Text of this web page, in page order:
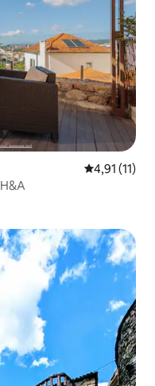
5 üzerinden
4,91 (11)
arasında